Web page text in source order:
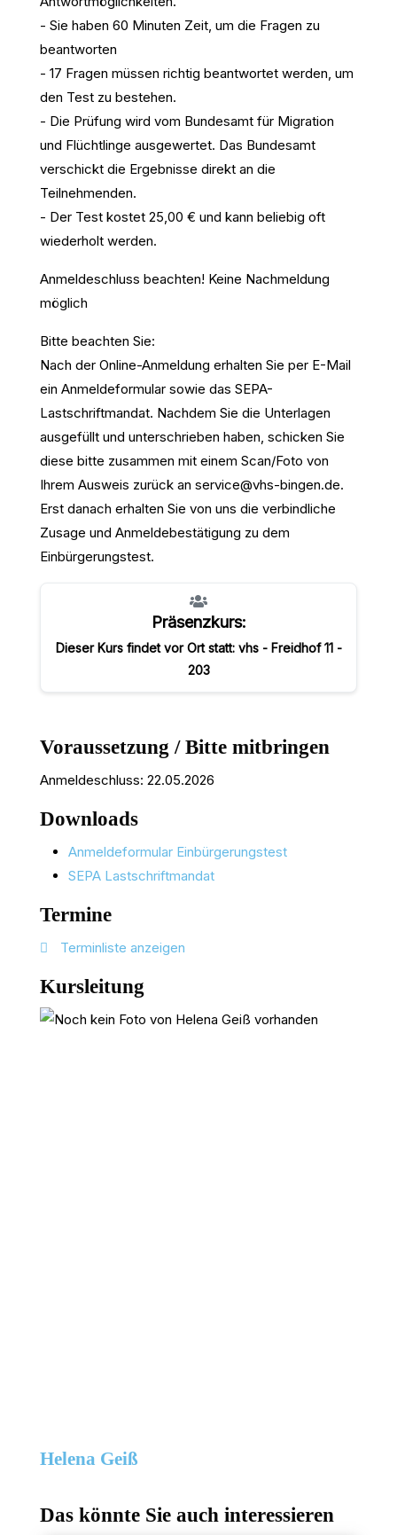
- Sie haben 60 Minuten Zeit, um die Fragen zu
beantworten
- 17 Fragen müssen richtig beantwortet werden, um
den Test zu bestehen.
- Die Prüfung wird vom Bundesamt für Migration
und Flüchtlinge ausgewertet. Das Bundesamt
verschickt die Ergebnisse direkt an die
Teilnehmenden.
- Der Test kostet 25,00 € und kann beliebig oft
wiederholt werden.
Anmeldeschluss beachten! Keine Nachmeldung
möglich
Bitte beachten Sie:
Nach der Online-Anmeldung erhalten Sie per E-Mail
ein Anmeldeformular sowie das SEPA-
Lastschriftmandat. Nachdem Sie die Unterlagen
ausgefüllt und unterschrieben haben, schicken Sie
diese bitte zusammen mit einem Scan/Foto von
Ihrem Ausweis zurück an service@vhs-bingen.de.
Erst danach erhalten Sie von uns die verbindliche
Zusage und Anmeldebestätigung zu dem
Einbürgerungstest.
Präsenzkurs:
Dieser Kurs findet vor Ort statt: vhs - Freidhof 11 -
203
Voraussetzung / Bitte mitbringen
Anmeldeschluss: 22.05.2026
Downloads
Anmeldeformular Einbürgerungstest
SEPA Lastschriftmandat
Termine
Terminliste anzeigen
Kursleitung
Helena Geiß
Das könnte Sie auch interessieren